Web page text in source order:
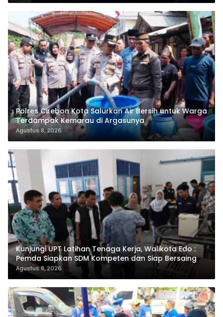
Polres Cirebon Kota Salurkan Air Bersih untuk Warga
Terdampak Kemarau di Argasunya
Agustus 8, 2026
Kunjungi UPT Latihan Tenaga Kerja, Walikota Edo :
Pemda Siapkan SDM Kompeten dan Siap Bersaing
Agustus 8, 2026